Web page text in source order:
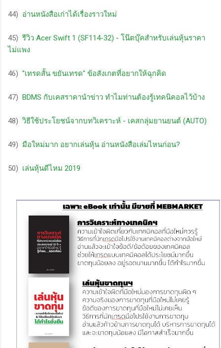
44) อ่านหนังสือเก่าได้เรื่องราวใหม่
45) รีวิว Acer Swift 1 (SF114-32) - โน๊ตบุ๊คสำหรับเล่นหุ้นราคา
ไม่แพง
46) "เทรดสั้น ขยันเทรด" ข้อสังเกตที่อยากให้ฉุกคิด
47) BDMS กับเคสราคานำข่าว ทำไมท่านต้องรู้เทคนิคอลไว้บ้าง
48) วิธีใช้ประโยชน์จากบทวิเคราะห์ - เคสกลุ่มยานยนต์ (AUTO)
49) มือใหม่มาก อยากเล่นหุ้น อ่านหนังสือเล่มไหนก่อน?
50) เล่นหุ้นดีไหม 2019